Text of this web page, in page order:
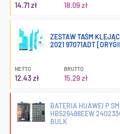
14.71 zł 18.09 zł
ZESTAW TAŚM
2021 97071ADT
NETTO
12.43 zł
BRUTTO
15.29 zł
BATERIA HUAWEI P
HB526488EEW
BULK